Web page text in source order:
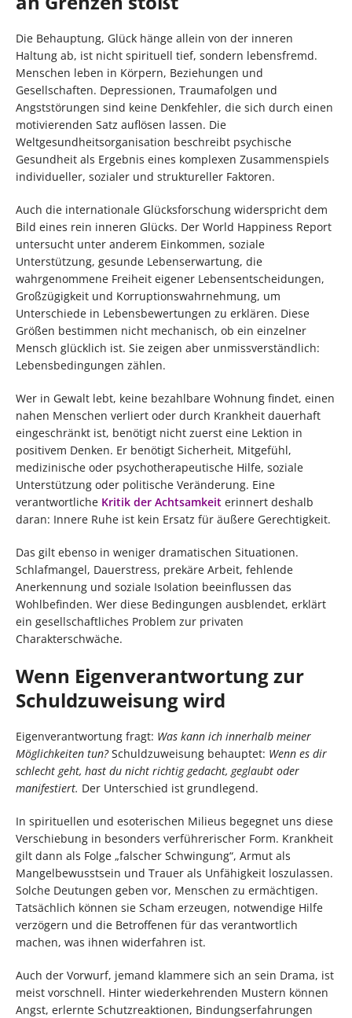
Die Behauptung, Glück hänge allein von der inneren
Haltung ab, ist nicht spirituell tief, sondern lebensfremd.
Menschen leben in Körpern, Beziehungen und
Gesellschaften. Depressionen, Traumafolgen und
Angststörungen sind keine Denkfehler, die sich durch einen
motivierenden Satz auflösen lassen. Die
Weltgesundheitsorganisation beschreibt psychische
Gesundheit als Ergebnis eines komplexen Zusammenspiels
individueller, sozialer und struktureller Faktoren.
Auch die internationale Glücksforschung widerspricht dem
Bild eines rein inneren Glücks. Der World Happiness Report
untersucht unter anderem Einkommen, soziale
Unterstützung, gesunde Lebenserwartung, die
wahrgenommene Freiheit eigener Lebensentscheidungen,
Großzügigkeit und Korruptionswahrnehmung, um
Unterschiede in Lebensbewertungen zu erklären. Diese
Größen bestimmen nicht mechanisch, ob ein einzelner
Mensch glücklich ist. Sie zeigen aber unmissverständlich:
Lebensbedingungen zählen.
Wer in Gewalt lebt, keine bezahlbare Wohnung findet, einen
nahen Menschen verliert oder durch Krankheit dauerhaft
eingeschränkt ist, benötigt nicht zuerst eine Lektion in
positivem Denken. Er benötigt Sicherheit, Mitgefühl,
medizinische oder psychotherapeutische Hilfe, soziale
Unterstützung oder politische Veränderung. Eine
verantwortliche Kritik der Achtsamkeit erinnert deshalb
daran: Innere Ruhe ist kein Ersatz für äußere Gerechtigkeit.
Das gilt ebenso in weniger dramatischen Situationen.
Schlafmangel, Dauerstress, prekäre Arbeit, fehlende
Anerkennung und soziale Isolation beeinflussen das
Wohlbefinden. Wer diese Bedingungen ausblendet, erklärt
ein gesellschaftliches Problem zur privaten
Charakterschwäche.
Wenn Eigenverantwortung zur
Schuldzuweisung wird
Eigenverantwortung fragt: Was kann ich innerhalb meiner
Möglichkeiten tun?Schuldzuweisung behauptet: Wenn es dir
schlecht geht, hast du nicht richtig gedacht, geglaubt oder
manifestiert. Der Unterschied ist grundlegend.
In spirituellen und esoterischen Milieus begegnet uns diese
Verschiebung in besonders verführerischer Form. Krankheit
gilt dann als Folge „falscher Schwingung“, Armut als
Mangelbewusstsein und Trauer als Unfähigkeit loszulassen.
Solche Deutungen geben vor, Menschen zu ermächtigen.
Tatsächlich können sie Scham erzeugen, notwendige Hilfe
verzögern und die Betroffenen für das verantwortlich
machen, was ihnen widerfahren ist.
Auch der Vorwurf, jemand klammere sich an sein Drama, ist
meist vorschnell. Hinter wiederkehrenden Mustern können
Angst, erlernte Schutzreaktionen, Bindungserfahrungen